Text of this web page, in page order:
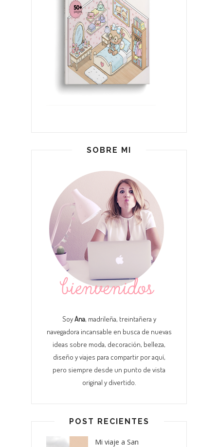
SOBRE MI
SoyAna, madrileña, treintañera y
navegadora incansable en busca de nuevas
ideas sobre moda, decoración, belleza,
diseño y viajes para compartir por aquí,
pero siempre desde un punto de vista
original y divertido.
POST RECIENTES
Mi viaje a San